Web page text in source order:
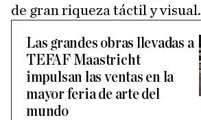
de gran riqueza táctil y visual.
Las grandes obras llevadas a
TEFAF Maastricht
impulsan las ventas en la
mayor feria de arte del
mundo